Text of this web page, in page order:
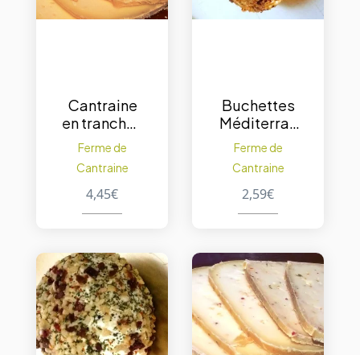
Cantraine
en tranches
250 g. –
Nature
Ferme de
Cantraine
4,45€
Buchettes
Méditerran
éen 100 g. –
1pc
Ferme de
Cantraine
2,59€